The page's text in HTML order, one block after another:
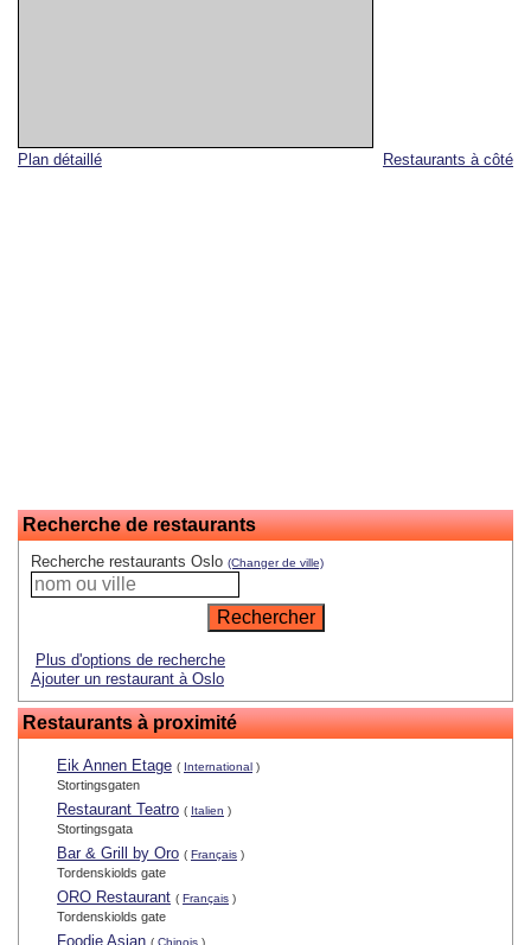
Restaurants à côté
Plan détaillé
Recherche de restaurants
Recherche restaurants Oslo (Changer de ville)
Plus d'options de recherche
Ajouter un restaurant à Oslo
Restaurants à proximité
Eik Annen Etage ( International )
Stortingsgaten
Restaurant Teatro ( Italien )
Stortingsgata
Bar & Grill by Oro ( Français )
Tordenskiolds gate
ORO Restaurant ( Français )
Tordenskiolds gate
Foodie Asian